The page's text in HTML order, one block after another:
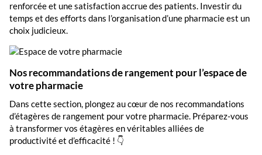
renforcée et une satisfaction accrue des patients. Investir du
temps et des efforts dans l’organisation d’une pharmacie est un
choix judicieux.
Nos recommandations de rangement pour l’espace de
votre pharmacie
Dans cette section, plongez au cœur de nos recommandations
d’étagères de rangement pour votre pharmacie. Préparez-vous
à transformer vos étagères en véritables alliées de
productivité et d’efficacité ! 👇